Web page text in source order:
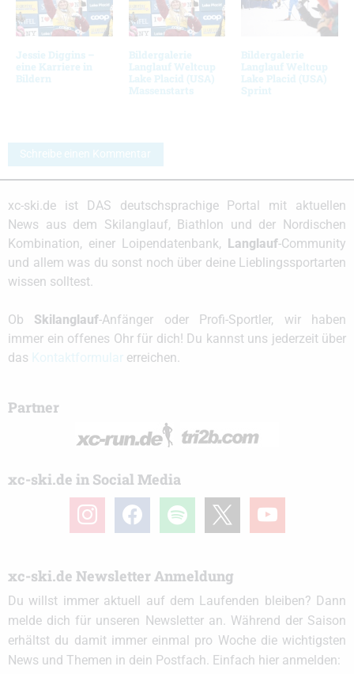
Jessie Diggins –
eine Karriere in
Bildern
Bildergalerie
Langlauf Weltcup
Lake Placid (USA)
Massenstarts
Bildergalerie
Langlauf Weltcup
Lake Placid (USA)
Sprint
Schreibe einen Kommentar
xc-ski.de ist DAS deutschsprachige Portal mit aktuellen
News aus dem Skilanglauf, Biathlon und der Nordischen
Kombination, einer Loipendatenbank,
Langlauf-Community
und allem was du sonst noch über deine Lieblingssportarten
wissen solltest.
Ob Skilanglauf-Anfänger oder Profi-Sportler, wir haben
immer ein offenes Ohr für dich! Du kannst uns jederzeit über
das
erreichen.
Partner
xc-ski.de in Social Media
instagramfacebook spotify youtube
xc-ski.de Newsletter Anmeldung
Du willst immer aktuell auf dem Laufenden bleiben? Dann
melde dich für unseren Newsletter an. Während der Saison
erhältst du damit immer einmal pro Woche die wichtigsten
News und Themen in dein Postfach. Einfach hier anmelden: